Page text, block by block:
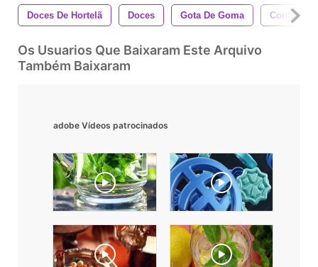
Doces De Hortelã Doces Gota De Goma Confecção
Os Usuarios Que Baixaram Este Arquivo
Também Baixaram
adobe Vídeos patrocinados